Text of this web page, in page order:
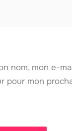
nom, mon e-
pour mon